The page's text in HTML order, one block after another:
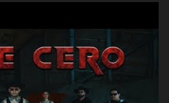
a dar hasta topar pues no hay de
voy por mi línea no veo a
no se me duerm voy chicoteado
rato que me agarran el colmillo
esperaron Al tiro esta la PrimiZa